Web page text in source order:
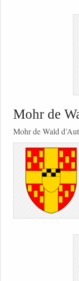
Mohr de
Mohr de Wald